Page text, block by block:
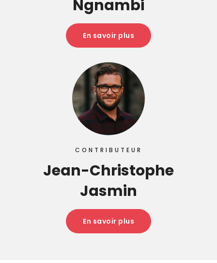
Ngnambi
En savoir plus
CONTRIBUTEUR
Jean-Christophe
Jasmin
En savoir plus